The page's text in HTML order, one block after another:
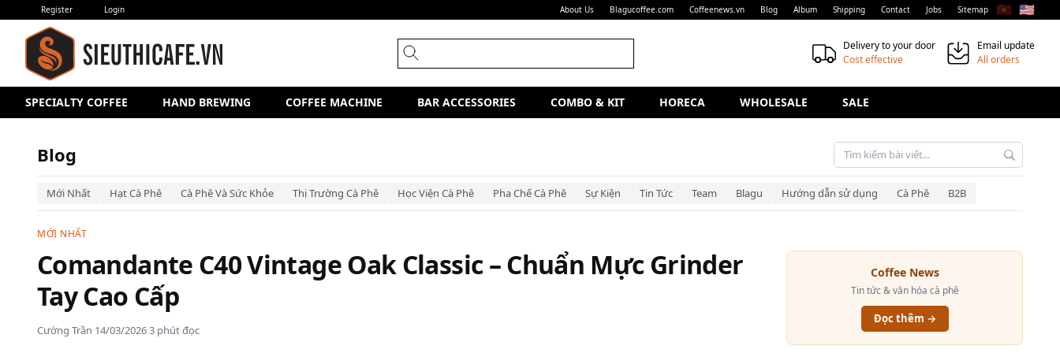
Register Login About Us Blagucoffee.com Coffeenews.vn Blog Album Shipping Contact Jobs Sitemap 🇻🇳 🇺🇸
Delivery to your door
Cost effective
Email update
All orders
SPECIALTY COFFEE HAND BREWING COFFEE MACHINE BAR ACCESSORIES COMBO & KIT HORECA WHOLESALE SALE
Blog
Mới Nhất Hạt Cà Phê Cà Phê Và Sức Khỏe Thị Trường Cà Phê Học Viện Cà Phê Pha Chế Cà Phê Sự Kiện Tin Tức Team Blagu Hướng dẫn sử dụng Cà Phê B2B
MỚI NHẤT
Comandante C40 Vintage Oak Classic – Chuẩn Mực Grinder
Tay Cao Cấp
Cường Trần·14/03/2026·3 phút đọc
Coffee News
Tin tức & văn hóa cà phê
Đọc thêm →